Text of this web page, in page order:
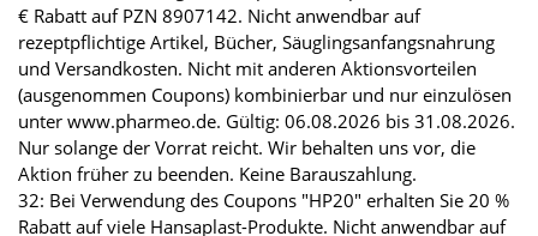
€ Rabatt auf PZN 8907142. Nicht anwendbar auf
rezeptpflichtige Artikel, Bücher, Säuglingsanfangsnahrung
und Versandkosten. Nicht mit anderen Aktionsvorteilen
(ausgenommen Coupons) kombinierbar und nur einzulösen
unter www.pharmeo.de. Gültig: 06.08.2026 bis 31.08.2026.
Nur solange der Vorrat reicht. Wir behalten uns vor, die
Aktion früher zu beenden. Keine Barauszahlung.
32: Bei Verwendung des Coupons "HP20" erhalten Sie 20 %
Rabatt auf viele Hansaplast-Produkte. Nicht anwendbar auf